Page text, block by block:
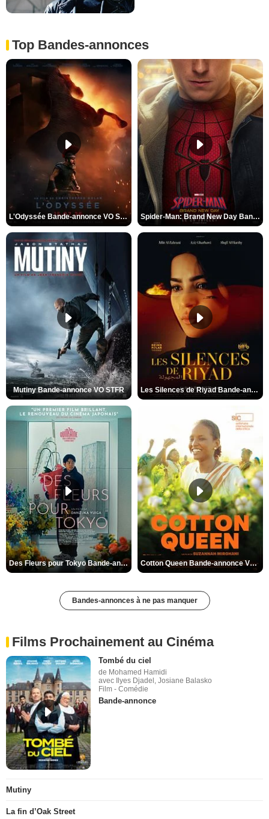
Top Bandes-annonces
L'Odyssée Bande-annonce VO STFR Spider-Man: Brand New Day Bande-annonce VO STFR
Mutiny Bande-annonce VO STFR Les Silences de Riyad Bande-annonce VO STFR
Des Fleurs pour Tokyo Bande-annonce VO STFR Cotton Queen Bande-annonce VO STFR
Bandes-annonces à ne pas manquer
Films Prochainement au Cinéma
Tombé du ciel
de Mohamed Hamidi
avec Ilyes Djadel, Josiane Balasko
Film - Comédie
Bande-annonce
Mutiny
La fin d’Oak Street